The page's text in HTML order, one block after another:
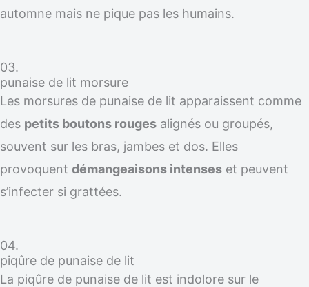
automne mais ne pique pas les humains.
03.
punaise de lit morsure
Les morsures de punaise de lit apparaissent comme
des petits boutons rouges alignés ou groupés,
souvent sur les bras, jambes et dos. Elles
provoquent démangeaisons intenses et peuvent
s’infecter si grattées.
04.
piqûre de punaise de lit
La piqûre de punaise de lit est indolore sur le